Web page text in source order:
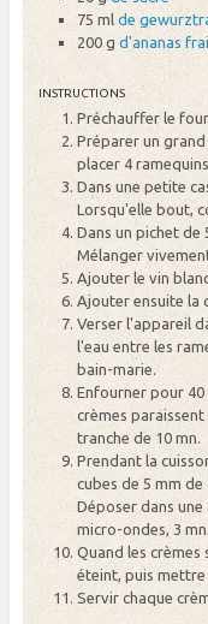
75 ml de
200 g d'ananas
INSTRUCTIONS
Préchauffer le four
Préparer un
placer 4
Dans une petite
Lorsqu'elle bout,
Dans un pichet de
Mélanger
Ajouter le vin
Ajouter ensuite la
Verser l'appareil
l'eau entre les
bain-marie.
Enfourner pour 40
crèmes
tranche de 10 mn.
Prendant la
cubes de 5 mm
Déposer dans
micro-ondes, 3 mn.
Quand les
éteint, puis
Servir chaque